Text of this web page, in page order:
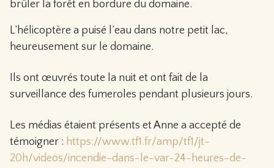
brûler la forêt en bordure du domaine.
L’hélicoptère a puisé l’eau dans notre petit lac,
heureusement sur le domaine.
Ils ont œuvrés toute la nuit et ont fait de la
surveillance des fumeroles pendant plusieurs jours.
Les médias étaient présents et Anne a accepté de
témoigner : https://www.tf1.fr/amp/tf1/jt-
20h/videos/incendie-dans-le-var-24-heures-de-